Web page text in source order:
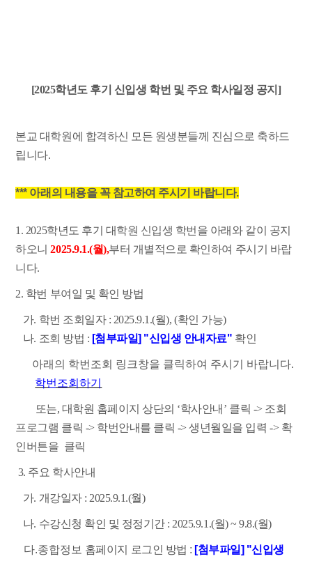
[2025학년도 후기 신입생 학번 및 주요 학사일정 공지]
본교 대학원에 합격하신 모든 원생분들께 진심으로 축하드
립니다.
*** 아래의 내용을 꼭 참고하여 주시기 바랍니다.
1. 2025학년도 후기 대학원 신입생 학번을 아래와 같이 공지
하오니2025.9.1.(월),부터 개별적으로 확인하여 주시기 바랍
니다.
2. 학번 부여일 및 확인 방법
가. 학번 조회일자 : 2025.9.1.(월), (확인 가능)
나. 조회 방법 : [첨부파일] "신입생 안내자료" 확인
아래의 학번조회 링크창을 클릭하여 주시기 바랍니다.
학번조회하기
또는, 대학원 홈페이지 상단의 ‘학사안내’ 클릭 -> 조회
프로그램 클릭 -> 학번안내를 클릭 -> 생년월일을 입력 -> 확
인버튼을 클릭
3. 주요 학사안내
가. 개강일자 : 2025.9.1.(월)
나. 수강신청 확인 및 정정기간 : 2025.9.1.(월) ~ 9.8.(월)
다.종합정보 홈페이지 로그인 방법 : [첨부파일] "신입생